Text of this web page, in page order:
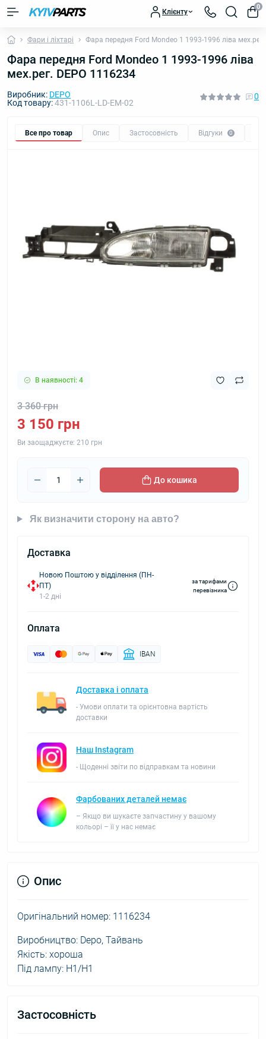
Клієнту
0
Фари і ліхтарі Фара передня Ford Mondeo 1 1993-1996 ліва
Фара передня Ford Mondeo 1 1993-1996 ліва
мех.рег. DEPO 1116234
Виробник: DEPO
Код товару:431-1106L-LD-EM-02
0
Все про товар Опис Застосовність Відгуки 0
В наявності: 4
3 360 грн
3 150 грн
Ви заощаджуєте: 210 грн
До кошика
Як визначити сторону на авто?
Доставка
Новою Поштою у відділення (ПН-
ПТ)
1-2 дні
за тарифами
перевізника
Оплата
IBAN
Доставка і оплата
- Умови оплати та орієнтовна вартість
доставки
Наш Instagram
- Щоденні звіти по відправкам та новини
Фарбованих деталей немає
– Якщо ви шукаєте запчастину у вашому
кольорі – її у нас немає
Опис
Оригінальний номер: 1116234
Виробництво: Depo, Тайвань
Якість: хороша
Під лампу: H1/H1
Застосовність